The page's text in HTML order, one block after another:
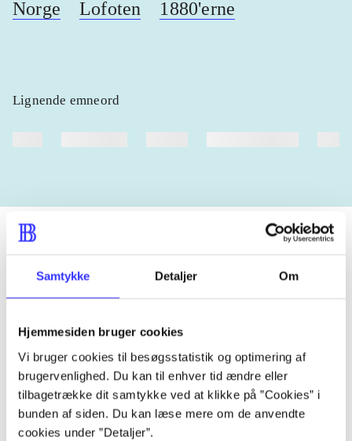
Samtykke Detaljer Om
Hjemmesiden bruger cookies
Vi bruger cookies til besøgsstatistik og optimering af
brugervenlighed. Du kan til enhver tid ændre eller
tilbagetrække dit samtykke ved at klikke på ”Cookies” i
bunden af siden. Du kan læse mere om de anvendte
cookies under ”Detaljer”.
Norge Lofoten 1880'erne
Lignende emneord
Tidsskrift
lorem ipsum dolor sit amet ...
Tidsskrift
Artiklerne i handler ofte om